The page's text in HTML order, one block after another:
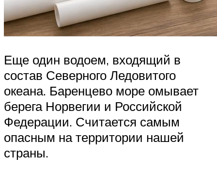
Еще один водоем, входящий в
состав Северного Ледовитого
океана. Баренцево море омывает
берега Норвегии и Российской
Федерации. Считается самым
опасным на территории нашей
страны.